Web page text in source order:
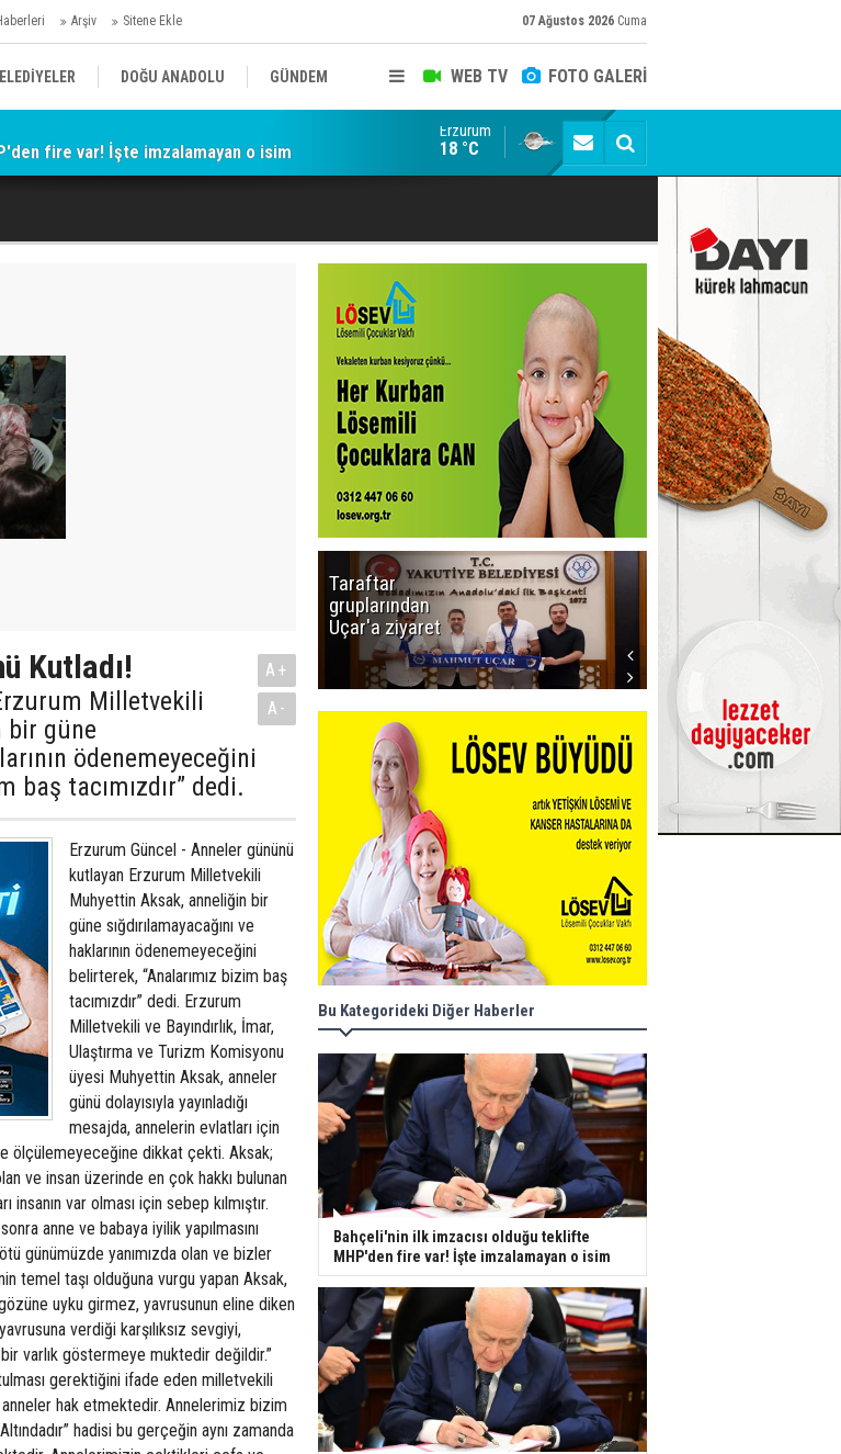
Arşiv Sitene Ekle 07 Ağustos 2026 Cuma
WEB TV FOTO GALERİ
DOĞU ANADOLU GÜNDEM
AFAD/ SAVAŞ SPOR
MAĞAZİN
fire var! İşte imzalamayan o isim Siyaset-Sermaye Çizgisinde Haklılığın Resmi:
Erzurum
18 °C
Kutladı!
Milletvekili
bir güne
ödenemeyeceğini
baş tacımızdır” dedi.
A+
A-
Erzurum Güncel - Anneler gününü
kutlayan Erzurum Milletvekili
Muhyettin Aksak, anneliğin bir
güne sığdırılamayacağını ve
haklarının ödenemeyeceğini
belirterek, “Analarımız bizim baş
tacımızdır” dedi. Erzurum
Milletvekili ve Bayındırlık, İmar,
Ulaştırma ve Turizm Komisyonu
üyesi Muhyettin Aksak, anneler
günü dolayısıyla yayınladığı
mesajda, annelerin evlatları için
ölçülemeyeceğine dikkat çekti. Aksak;
ve insan üzerinde en çok hakkı bulunan
insanın var olması için sebep kılmıştır.
anne ve babaya iyilik yapılmasını
günümüzde yanımızda olan ve bizler
temel taşı olduğuna vurgu yapan Aksak,
uyku girmez, yavrusunun eline diken
verdiği karşılıksız sevgiyi,
varlık göstermeye muktedir değildir.”
gerektiğini ifade eden milletvekili
hak etmektedir. Annelerimiz bizim
hadisi bu gerçeğin aynı zamanda
Taraftar
gruplarından
Uçar'a ziyaret
başlıyor! İlk
düdük Bolu'da
çalacak
Bu Kategorideki Diğer Haberler
Bahçeli'nin ilk imzacısı olduğu teklifte
MHP'den fire var! İşte imzalamayan o isim